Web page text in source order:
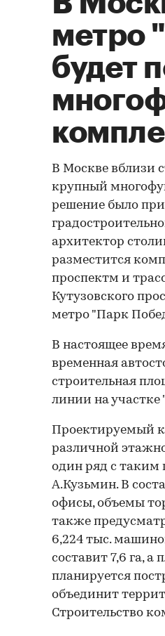
метро
будет
В Москве вблизи
крупный
решение было
архитектор
разместится
проспектм и
Кутузовского
метро "Парк
В настоящее
временная
строительная
линии на
Проектируемый
различной
один ряд с таким
А.Кузьмин. В
офисы, объемы
также
6,224 тыс.
составит 7,6 га,
планируется
объединит
Строительство